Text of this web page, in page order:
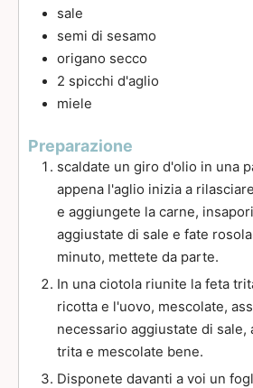
sale
semi di sesamo
origano secco
2 spicchi d'aglio
miele
Preparazione
scaldate un giro d'olio in una
appena l'aglio inizia a
e aggiungete la carne,
aggiustate di sale e fate
minuto, mettete da parte.
In una ciotola riunite la feta
ricotta e l'uovo, mescolate,
necessario aggiustate di sale,
trita e mescolate bene.
Disponete davanti a voi un